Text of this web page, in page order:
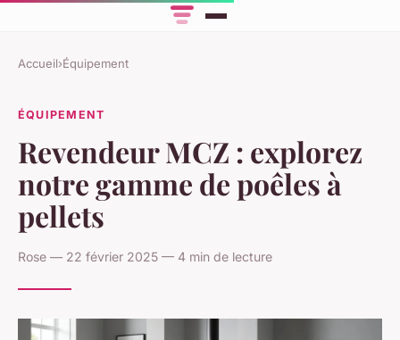
Accueil›Équipement
ÉQUIPEMENT
Revendeur MCZ : explorez
notre gamme de poêles à
pellets
Rose — 22 février 2025 — 4 min de lecture